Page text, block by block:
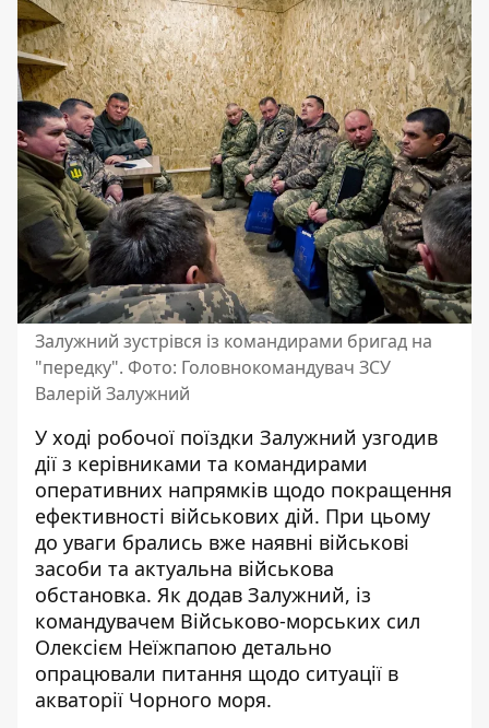
Залужний зустрівся із командирами бригад на
"передку". Фото: Головнокомандувач ЗСУ
Валерій Залужний
У ході робочої поїздки Залужний узгодив
дії з керівниками та командирами
оперативних напрямків щодо покращення
ефективності військових дій. При цьому
до уваги брались вже наявні військові
засоби та актуальна військова
обстановка. Як додав Залужний, із
командувачем Військово-морських сил
Олексієм Неїжпапою детально
опрацювали питання щодо ситуації в
акваторії Чорного моря.